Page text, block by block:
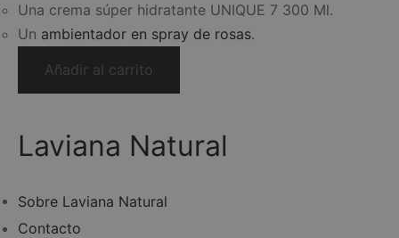
Una crema súper hidratante UNIQUE 7 300 Ml.
Un ambientador en spray de rosas.
Añadir al carrito
Laviana Natural
Sobre Laviana Natural
Contacto